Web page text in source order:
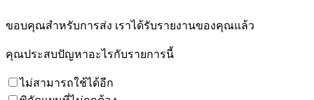
ขอบคุณสำหรับการส่ง เราได้รับรายงานของคุณแล้ว
คุณประสบปัญหาอะไรกับรายการนี้
ไม่สามารถใช้ได้อีก